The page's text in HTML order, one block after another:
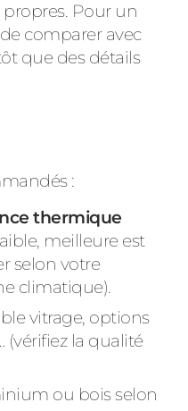
Pour un
comparer avec
que des détails
:
thermique
meilleure est
selon votre
climatique).
vitrage, options
(vérifiez la qualité
ou bois selon